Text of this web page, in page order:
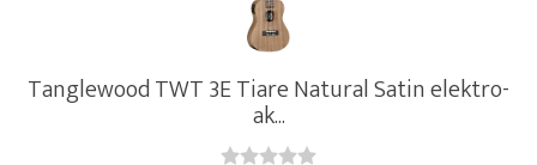
Tanglewood TWT 3E Tiare Natural Satin elektro-
ak...